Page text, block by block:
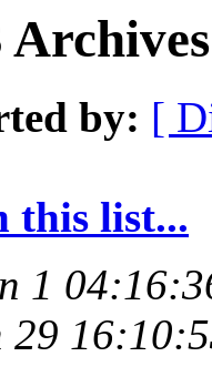
by: [
this list...
1